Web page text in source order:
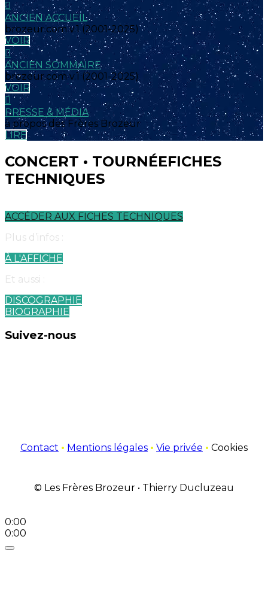
ANCIEN ACCUEIL
brozeur.com v.1 (2001-2025)
VOIR
ANCIEN SOMMAIRE
brozeur.com v.1 (2001-2025)
VOIR
PRESSE & MÉDIA
à propos des Frères Brozeur
LIRE
CONCERT • TOURNÉEFICHES
TECHNIQUES
ACCÉDER AUX FICHES TECHNIQUES
Plus d’infos :
À L'AFFICHE
Et aussi :
DISCOGRAPHIE
BIOGRAPHIE
Suivez-nous
Contact • Mentions légales • Vie privée • Cookies
© Les Frères Brozeur • Thierry Ducluzeau
0:00
0:00